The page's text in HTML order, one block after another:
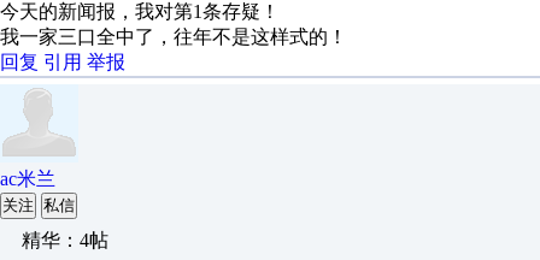
今天的新闻报，我对第1条存疑！
我一家三口全中了，往年不是这样式的！
回复 引用 举报
ac米兰
关注 私信
精华：4帖